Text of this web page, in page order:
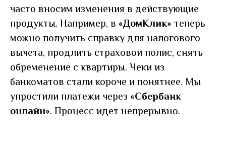
часто вносим изменения в действующие
продукты. Например, в «ДомКлик» теперь
можно получить справку для налогового
вычета, продлить страховой полис, снять
обременение с квартиры. Чеки из
банкоматов стали короче и понятнее. Мы
упростили платежи через «Сбербанк
онлайн». Процесс идет непрерывно.